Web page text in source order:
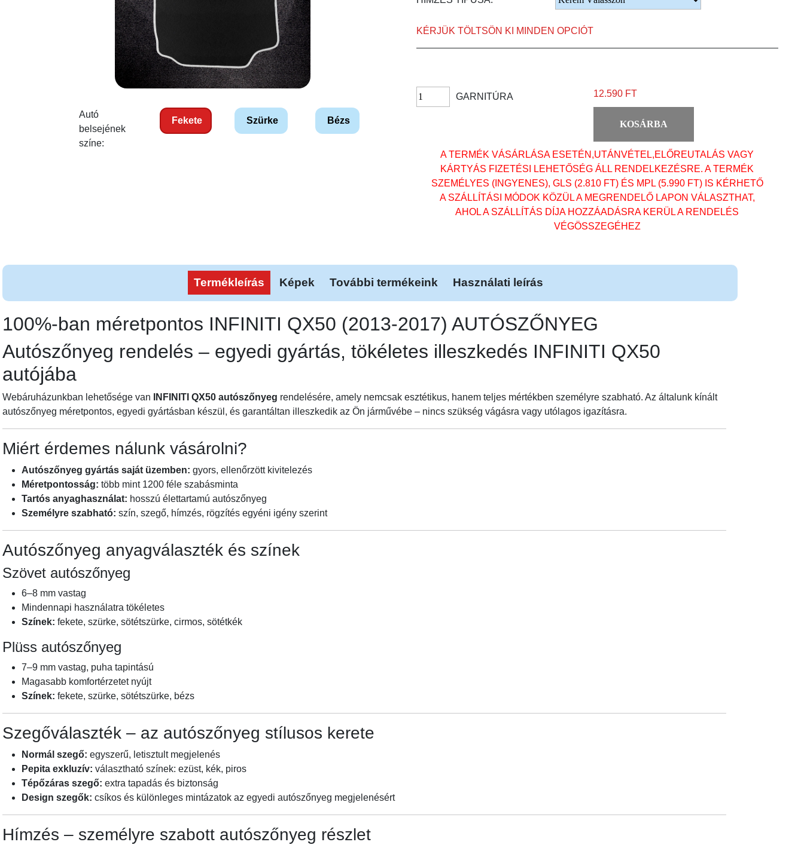
Autó
belsejének
színe:
Fekete Szürke Bézs
KÉRJÜK TÖLTSÖN KI MINDEN OPCIÓT
GARNITÚRA 12.590 FT
KOSÁRBA
A TERMÉK VÁSÁRLÁSA ESETÉN,UTÁNVÉTEL,ELŐREUTALÁS VAGY
KÁRTYÁS FIZETÉSI LEHETŐSÉG ÁLL RENDELKEZÉSRE. A TERMÉK
SZEMÉLYES (INGYENES), GLS (2.810 FT) ÉS MPL (5.990 FT) IS KÉRHETŐ
A SZÁLLÍTÁSI MÓDOK KÖZÜL A MEGRENDELŐ LAPON VÁLASZTHAT,
AHOL A SZÁLLÍTÁS DÍJA HOZZÁADÁSRA KERÜL A RENDELÉS
VÉGÖSSZEGÉHEZ
Termékleírás Képek További termékeink Használati leírás
100%-ban méretpontos INFINITI QX50 (2013-2017) AUTÓSZŐNYEG
Autószőnyeg rendelés – egyedi gyártás, tökéletes illeszkedés INFINITI QX50
autójába
Webáruházunkban lehetősége van INFINITI QX50 autószőnyeg rendelésére, amely nemcsak esztétikus, hanem teljes mértékben személyre szabható. Az általunk kínált
autószőnyeg méretpontos, egyedi gyártásban készül, és garantáltan illeszkedik az Ön járművébe – nincs szükség vágásra vagy utólagos igazításra.
Miért érdemes nálunk vásárolni?
Autószőnyeg gyártás saját üzemben: gyors, ellenőrzött kivitelezés
Méretpontosság: több mint 1200 féle szabásminta
Tartós anyaghasználat: hosszú élettartamú autószőnyeg
Személyre szabható: szín, szegő, hímzés, rögzítés egyéni igény szerint
Autószőnyeg anyagválaszték és színek
Szövet autószőnyeg
6–8 mm vastag
Mindennapi használatra tökéletes
Színek: fekete, szürke, sötétszürke, cirmos, sötétkék
Plüss autószőnyeg
7–9 mm vastag, puha tapintású
Magasabb komfortérzetet nyújt
Színek: fekete, szürke, sötétszürke, bézs
Szegőválaszték – az autószőnyeg stílusos kerete
Normál szegő: egyszerű, letisztult megjelenés
Pepita exkluzív: választható színek: ezüst, kék, piros
Tépőzáras szegő: extra tapadás és biztonság
Design szegők: csíkos és különleges mintázatok az egyedi autószőnyeg megjelenésért
Hímzés – személyre szabott autószőnyeg részlet